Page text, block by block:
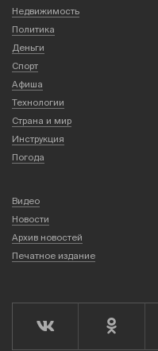
Недвижимость
Политика
Деньги
Спорт
Афиша
Технологии
Страна и мир
Инструкция
Погода
Видео
Новости
Архив новостей
Печатное издание